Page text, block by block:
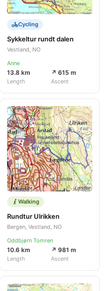
Cycling
Sykkeltur rundt dalen
Vestland, NO
Anne
13.8 km
Length
↗ 615 m
Ascent
Walking
Rundtur Ulrikken
Bergen, Vestland, NO
Oddbjørn Tomren
10.6 km
Length
↗ 981 m
Ascent